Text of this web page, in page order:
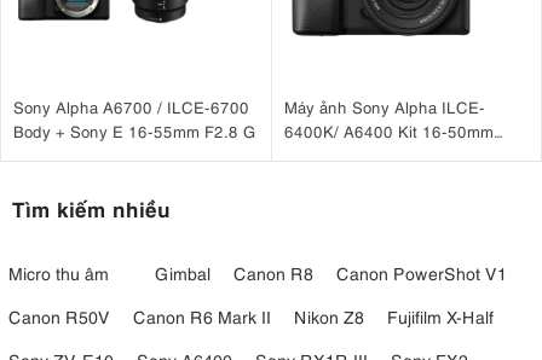
Sony Alpha A6700 / ILCE-6700
Body + Sony E 16-55mm F2.8 G
Máy ảnh Sony Alpha ILCE-
6400K/ A6400 Kit 16-50mm
Tìm kiếm nhiều
Micro thu âm Gimbal Canon R8
Canon PowerShot V1
Canon R50V
Canon R6 Mark II Nikon Z8
Fujifilm X-Half